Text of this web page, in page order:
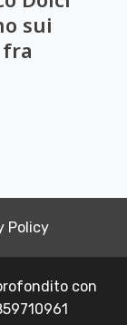
sui
Policy
con